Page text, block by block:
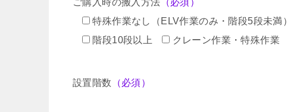
特殊作業なし（ELV作業のみ・階段5段未満）
階段10段以上
クレーン作業・特殊作業
設置階数 （必須）